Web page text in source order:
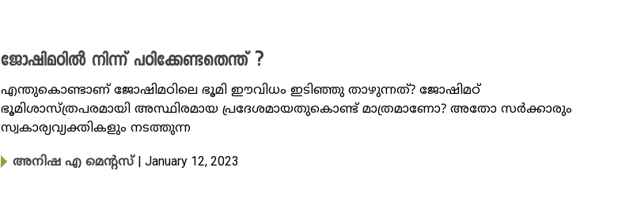
ജോഷിമഠിൽ നിന്ന് പഠിക്കേണ്ടതെന്ത് ?
എന്തുകൊണ്ടാണ് ജോഷിമഠിലെ ഭൂമി ഈവിധം ഇടിഞ്ഞു താഴുന്നത്? ജോഷിമഠ്
ഭൂമിശാസ്ത്രപരമായി അസ്ഥിരമായ പ്രദേശമായതുകൊണ്ട് മാത്രമാണോ? അതോ സർക്കാരും
സ്വകാര്യവ്യക്തികളും നടത്തുന്ന
അനിഷ എ മെന്റസ് | January 12, 2023